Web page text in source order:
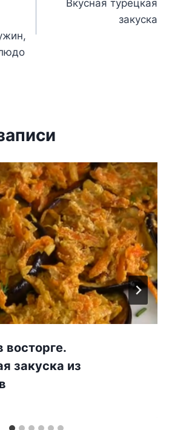
Вкусная турецкая
закуска
восторге.
закуска из